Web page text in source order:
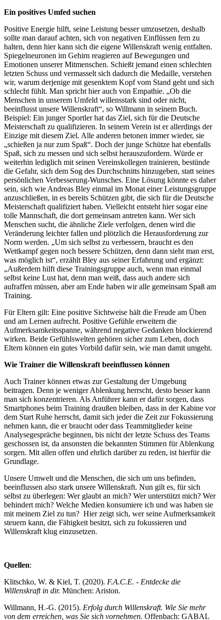
Ein positives Umfed suchen
Positive Energie hilft, seine Leistung besser umzusetzen, deshalb
sollte man darauf achten, sich von negativen Einflüssen fern zu
halten, denn hier kann sich die eigene Willenskraft wenig entfalten.
Spiegelneuronen im Gehirn reagieren auf Bewegungen und
Emotionen unserer Mitmenschen. Schießt jemand einen schlechten
letzten Schuss und vermasselt sich dadurch die Medaille, verstehen
wir, warum derjenige mit gesenktem Kopf vom Stand geht und sich
schlecht fühlt. Man spricht hier auch von Empathie. „Ob die
Menschen in unserem Umfeld willensstark sind oder nicht,
beeinflusst unsere Willenskraft“, so Willmann in seinem Buch.
Beispiel: Ein junger Sportler hat das Ziel, sich für die Deutsche
Meisterschaft zu qualifizieren. In seinem Verein ist er allerdings der
Einzige mit diesem Ziel. Alle anderen betonen immer wieder, sie
„schießen ja nur zum Spaß“. Doch der junge Schütze hat ebenfalls
Spaß, sich zu messen und sich selbst herauszufordern. Würde er
weiterhin lediglich mit seinen Vereinskollegen trainieren, bestünde
die Gefahr, sich dem Sog des Durchschnitts hinzugeben, statt seines
persönlichen Verbesserung-Wunsches. Eine Lösung könnte es daher
sein, sich wie Andreas Bley einmal im Monat einer Leistungsgruppe
anzuschließen, in es bereits Schützen gibt, die sich für die Deutsche
Meisterschaft qualifiziert haben. Vielleicht entsteht hier sogar eine
tolle Mannschaft, die dort gemeinsam antreten kann. Wer sich
Menschen sucht, die ähnliche Ziele verfolgen, denen wird die
Veränderung leichter fallen und plötzlich die Herausforderung zur
Norm werden. „Um sich selbst zu verbessern, braucht es den
Wettkampf gegen noch bessere Schützen, denn dann sieht man erst,
was möglich ist“, erzählt Bley aus seiner Erfahrung und ergänzt:
„Außerdem hilft diese Trainingsgruppe auch, wenn man einmal
selbst keine Lust hat, denn man weiß, dass auch andere sich
aufraffen müssen, aber am Ende haben wir alle gemeinsam Spaß am
Training.
Für Eltern gilt: Eine positive Sichtweise hält die Freude am Üben
und am Lernen aufrecht. Positive Gefühle erweitern die
Aufmerksamkeitsspanne, während negative Gedanken blockierend
wirken. Beide Gefühlswelten gehören sicher zum Leben, doch
Eltern können ein gutes Vorbild dafür sein, wie man damit umgeht.
Wie Trainer die Willenskraft beeinflussen können
Auch Trainer können etwas zur Gestaltung der Umgebung
beitragen. Denn je weniger Ablenkung herrscht, desto besser kann
man sich konzentrieren. Als Anführer kann er dafür sorgen, dass
Smartphones beim Training draußen bleiben, dass in der Kabine vor
dem Start Ruhe herrscht, damit sich jeder die Zeit zur Fokussierung
nehmen kann, die er braucht oder dass Teammitglieder keine
Analysegespräche beginnen, bis nicht der letzte Schuss des Teams
geschossen ist, da ansonsten die bekannten Stimmen für Ablenkung
sorgen. Mit allen offen und ehrlich darüber zu reden, ist hierfür die
Grundlage.
Unsere Umwelt und die Menschen, die sich um uns befinden,
beeinflussen also stark unsere Willenskraft. Nun gilt es, für sich
selbst zu überlegen: Wer glaubt an mich? Wer unterstützt mich? Wer
behindert mich? Welche Medien konsumiere ich und was haben sie
mit meinem Ziel zu tun? Hier zeigt sich, wer seine Aufmerksamkeit
steuern kann, die Fähigkeit besitzt, sich zu fokussieren und
Willenskraft klug einzusetzen.
Quellen:
Klitschko, W. & Kiel, T. (2020). F.A.C.E. - Entdecke die
Willenskraft in dir. München: Ariston.
Willmann, H.-G. (2015). Erfolg durch Willenskraft. Wie Sie mehr
von dem erreichen, was Sie sich vornehmen. Offenbach: GABAL